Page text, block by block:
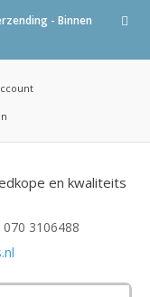
- Binnen
3106488